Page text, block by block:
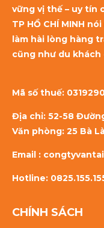
vững vị thế – uy tín
TP HỒ CHÍ MINH
làm hài lòng hàng
cũng như du khách
Mã số thuế:
Địa chỉ: 52-58
Văn phòng: 25 Bà
Email :
Hotline:
CHÍNH SÁCH